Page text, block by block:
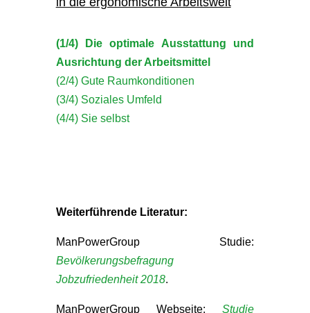
(1/4) Die optimale Ausstattung und
Ausrichtung der Arbeitsmittel
(2/4) Gute Raumkonditionen
(3/4) Soziales Umfeld
(4/4) Sie selbst
Weiterführende Literatur:
ManPowerGroup Studie:
Bevölkerungsbefragung
Jobzufriedenheit 2018.
ManPowerGroup Webseite:Studie